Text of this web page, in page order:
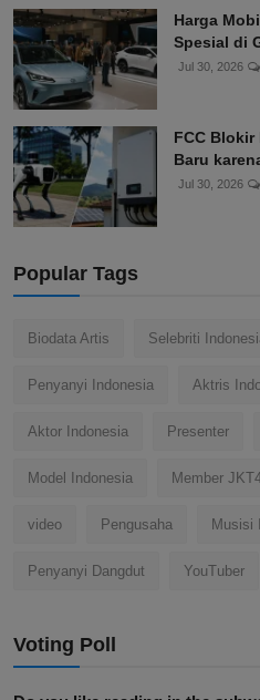
Harga
Spesial di
Jul 30, 2026
FCC
Baru
Jul 30, 2026
Popular Tags
Biodata Artis Selebriti
Penyanyi Indonesia Aktris
Aktor Indonesia Presenter
Model Indonesia Member
video Pengusaha Musisi
Penyanyi Dangdut YouTuber
Voting Poll